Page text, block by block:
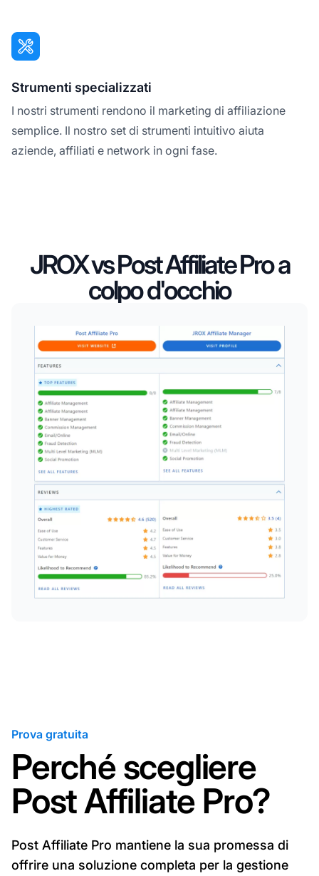
Strumenti specializzati
I nostri strumenti rendono il marketing di affiliazione
semplice. Il nostro set di strumenti intuitivo aiuta
aziende, affiliati e network in ogni fase.
JROX vs Post Affiliate Pro a
colpo d'occhio
Prova gratuita
Perché scegliere
Post Affiliate Pro?
Post Affiliate Pro mantiene la sua promessa di
offrire una soluzione completa per la gestione